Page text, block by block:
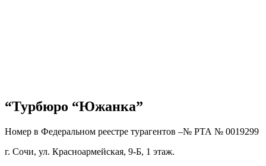
“Турбюро “Южанка”
Номер в Федеральном реестре турагентов –№ РТА № 0019299
г. Сочи, ул. Красноармейская, 9-Б, 1 этаж.